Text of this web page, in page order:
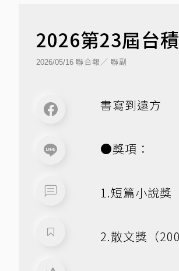
2026第23屆台
2026/05/16 聯合報／ 聯副
書寫到遠方
●獎項：
1.短篇小說獎
2.散文獎（